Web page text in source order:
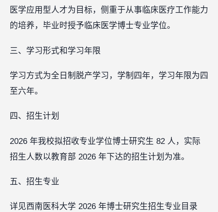
医学应用型人才为目标，侧重于从事临床医疗工作能力
的培养，毕业时授予临床医学博士专业学位。
三、学习形式和学习年限
学习方式为全日制脱产学习，学制四年，学习年限为四
至六年。
四、招生计划
2026 年我校拟招收专业学位博士研究生 82 人，实际
招生人数以教育部 2026 年下达的招生计划为准。
五、招生专业
详见西南医科大学 2026 年博士研究生招生专业目录